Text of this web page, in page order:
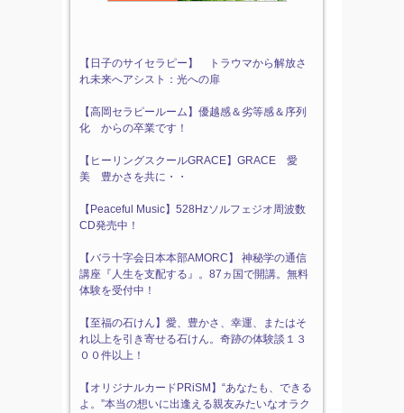
【日子のサイセラピー】 トラウマから解放さ
れ未来へアシスト：光への扉
【高岡セラピールーム】優越感＆劣等感＆序列
化 からの卒業です！
【ヒーリングスクールGRACE】GRACE 愛
美 豊かさを共に・・
【Peaceful Music】528Hzソルフェジオ周波数
CD発売中！
【バラ十字会日本本部AMORC】 神秘学の通信
講座『人生を支配する』。87ヵ国で開講。無料
体験を受付中！
【至福の石けん】愛、豊かさ、幸運、またはそ
れ以上を引き寄せる石けん。奇跡の体験談１３
００件以上！
【オリジナルカードPRiSM】“あなたも、できる
よ。”本当の想いに出逢える親友みたいなオラク